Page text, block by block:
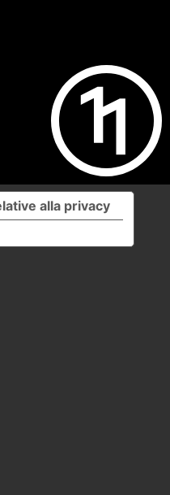
alla privacy